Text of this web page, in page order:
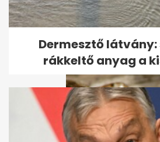
86 évesen
Nelson, az
legsikeresebb
Dermesztő
rákkeltő anyag a